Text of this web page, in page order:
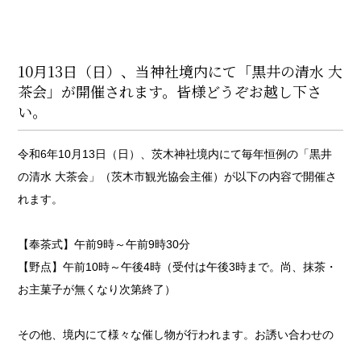
10月13日（日）、当神社境内にて「黒井の清水 大
茶会」が開催されます。皆様どうぞお越し下さ
い。
令和6年10月13日（日）、茨木神社境内にて毎年恒例の「黒井
の清水 大茶会」（茨木市観光協会主催）が以下の内容で開催さ
れます。
【奉茶式】午前9時～午前9時30分
【野点】午前10時～午後4時（受付は午後3時まで。尚、抹茶・
お主菓子が無くなり次第終了）
その他、境内にて様々な催し物が行われます。お誘い合わせの